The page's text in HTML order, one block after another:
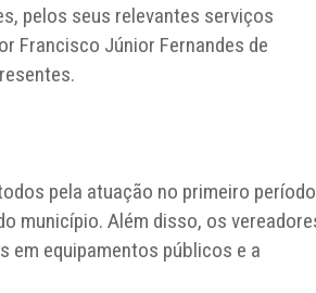
pelos seus relevantes serviços
Francisco Júnior Fernandes de
pela atuação no primeiro período
município. Além disso, os
em equipamentos públicos e a